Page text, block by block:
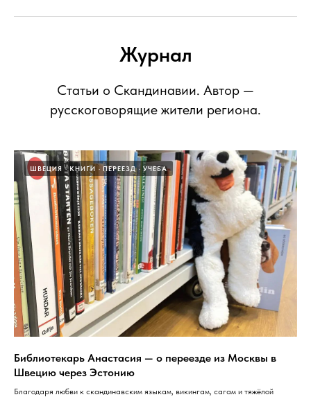
Журнал
Статьи о Скандинавии. Автор —
русскоговорящие жители региона.
ШВЕЦИЯ КНИГИ ПЕРЕЕЗД УЧЕБА
Библиотекарь Анастасия — о переезде из Москвы в
Швецию через Эстонию
Благодаря любви к скандинавским языкам, викингам, сагам и тяжёлой